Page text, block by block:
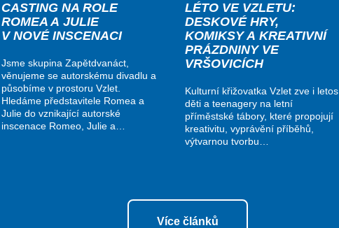
CASTING NA ROLE
ROMEA A JULIE
V NOVÉ INSCENACI
Jsme skupina Zapětdvanáct,
věnujeme se autorskému divadlu a
působíme v prostoru Vzlet.
Hledáme představitele Romea a
Julie do vznikající autorské
inscenace Romeo, Julie a…
LÉTO VE VZLETU:
DESKOVÉ HRY,
KOMIKSY A KREATIVNÍ
PRÁZDNINY VE
VRŠOVICÍCH
Kulturní křižovatka Vzlet zve i letos
děti a teenagery na letní
příměstské tábory, které propojují
kreativitu, vyprávění příběhů,
výtvarnou tvorbu…
Více článků